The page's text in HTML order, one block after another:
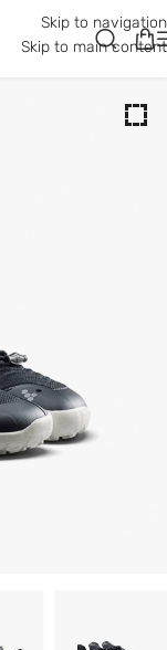
Skip to navigation
Skip to main content